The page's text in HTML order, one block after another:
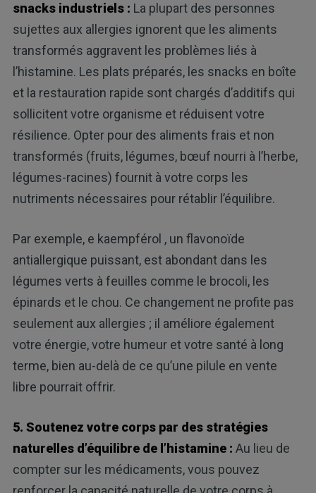
snacks industriels : La plupart des personnes
sujettes aux allergies ignorent que les aliments
transformés aggravent les problèmes liés à
l’histamine. Les plats préparés, les snacks en boîte
et la restauration rapide sont chargés d’additifs qui
sollicitent votre organisme et réduisent votre
résilience. Opter pour des aliments frais et non
transformés (fruits, légumes, bœuf nourri à l’herbe,
légumes-racines) fournit à votre corps les
nutriments nécessaires pour rétablir l’équilibre.
Par exemple, e kaempférol , un flavonoïde
antiallergique puissant, est abondant dans les
légumes verts à feuilles comme le brocoli, les
épinards et le chou. Ce changement ne profite pas
seulement aux allergies ; il améliore également
votre énergie, votre humeur et votre santé à long
terme, bien au-delà de ce qu’une pilule en vente
libre pourrait offrir.
5. Soutenez votre corps par des stratégies
naturelles d’équilibre de l’histamine : Au lieu de
compter sur les médicaments, vous pouvez